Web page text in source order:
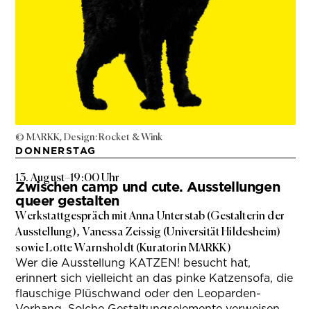
© MARKK, Design: Rocket & Wink
DONNERSTAG
13. August–19:00 Uhr
Zwischen camp und cute. Ausstellungen
queer gestalten
Werkstattgespräch mit Anna Unterstab (Gestalterin der
Ausstellung), Vanessa Zeissig (Universität Hildesheim)
sowie Lotte Warnsholdt (Kuratorin MARKK)
Wer die Ausstellung KATZEN! besucht hat,
erinnert sich vielleicht an das pinke Katzensofa, die
flauschige Plüschwand oder den Leoparden-